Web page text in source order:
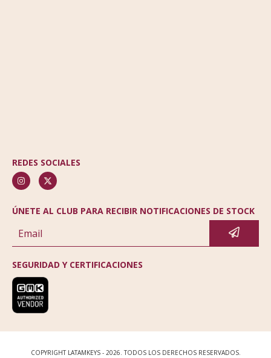
REDES SOCIALES
ÚNETE AL CLUB PARA RECIBIR NOTIFICACIONES DE STOCK
SEGURIDAD Y CERTIFICACIONES
COPYRIGHT LATAMKEYS - 2026. TODOS LOS DERECHOS RESERVADOS.